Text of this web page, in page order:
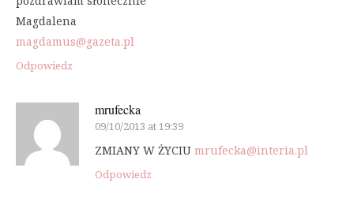
Magdalena
magdamus@gazeta.pl
Odpowiedz
mrufecka
09/10/2013 at 19:39
ZMIANY W ŻYCIU mrufecka@interia.pl
Odpowiedz